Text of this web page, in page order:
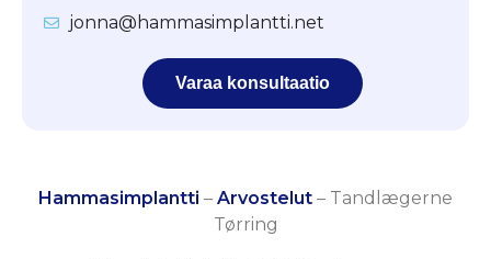
jonna@hammasimplantti.net
Varaa konsultaatio
Hammasimplantti – Arvostelut – Tandlægerne
Tørring